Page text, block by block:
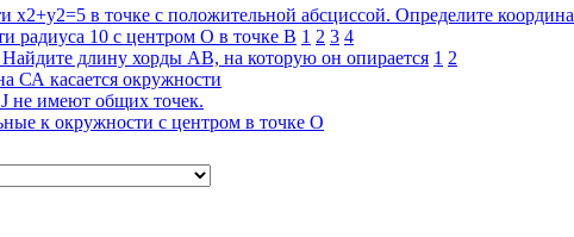
x2+y2=5 в точке с положительной абсциссой. Определите координа
радиуса 10 с центром O в точке B 1 2 3 4
длину хорды AB, на которую он опирается 1 2
СА касается окружности
не имеют общих точек.
к окружности с центром в точке О